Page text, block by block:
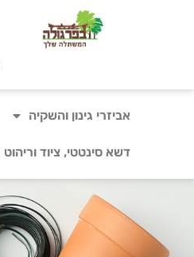
אביזרי גינון והשקיה
דשא סינטטי, ציוד וריהוט